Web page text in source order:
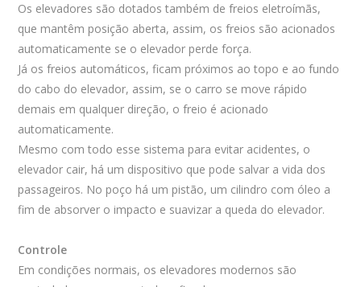
Os elevadores são dotados também de freios eletroímãs,
que mantêm posição aberta, assim, os freios são acionados
automaticamente se o elevador perde força.
Já os freios automáticos, ficam próximos ao topo e ao fundo
do cabo do elevador, assim, se o carro se move rápido
demais em qualquer direção, o freio é acionado
automaticamente.
Mesmo com todo esse sistema para evitar acidentes, o
elevador cair, há um dispositivo que pode salvar a vida dos
passageiros. No poço há um pistão, um cilindro com óleo a
fim de absorver o impacto e suavizar a queda do elevador.
Controle
Em condições normais, os elevadores modernos são